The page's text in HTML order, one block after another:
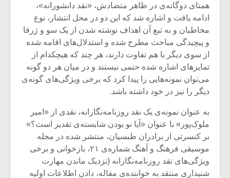
همتای دوگانه‌ی در ظاهر متضادش، «نقد دانشورانه»،
ادامه یافت و اشاره شد که این دو در محل انتشار، نوع
مخاطبان و به تبع آن اهداف نوشته شدن از یک سو و ژرفا
و پیچیدگی مباحث مطرح شده و استدلال‌های اقامه شده
از سوی دیگر با هم تفاوت دارند، هر چند که هیچکدام از
تمایزهای اشاره شده حتمی نیستند و در میان هر دو گونه
می‌توان نمونه‌هایی را پیدا کرد که برخی ویژگی‌های گونه‌ی
دیگر را نیز در خود داشته باشد.
به عنوان نمونه‌ی یک نقد روزنامه‌نگارانه، نقدی از «امیر
ملوک‌پور» با عنوان «آیا نو بودن شایسته‌ی تقدیر است؟»
بر کنسرتی از برادران طبسیان، منتشر شده در مجله
موسیقی فرهنگ و آهنگ شماره‌ی ۲۱، بازخوانی و برخی
ویژگی‌های نقد روزنامه‌نگارانه (نزدیک ماندن مهارت
شنیداری منتقد به خواننده‌ی مقاله، دادن اطلاعات اولیه